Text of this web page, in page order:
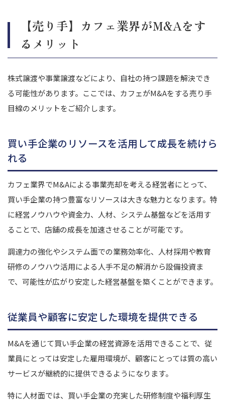
【売り手】カフェ業界がM&Aをす
るメリット
株式譲渡や事業譲渡などにより、自社の持つ課題を解決でき
る可能性があります。ここでは、カフェがM&Aをする売り手
目線のメリットをご紹介します。
買い手企業のリソースを活用して成長を続けら
れる
カフェ業界でM&Aによる事業売却を考える経営者にとって、
買い手企業の持つ豊富なリソースは大きな魅力となります。特
に経営ノウハウや資金力、人材、システム基盤などを活用す
ることで、店舗の成長を加速させることが可能です。
調達力の強化やシステム面での業務効率化、人材採用や教育
研修のノウハウ活用による人手不足の解消から設備投資ま
で、可能性が広がり安定した経営基盤を築くことができます。
従業員や顧客に安定した環境を提供できる
M&Aを通じて買い手企業の経営資源を活用できることで、従
業員にとっては安定した雇用環境が、顧客にとっては質の高い
サービスが継続的に提供できるようになります。
特に人材面では、買い手企業の充実した研修制度や福利厚生